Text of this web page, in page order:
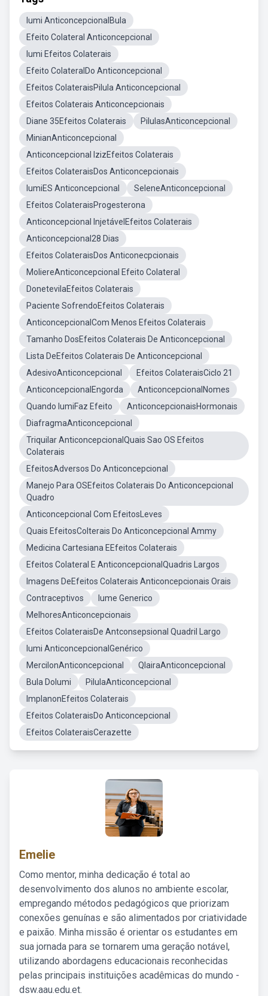
Iumi AnticoncepcionalBula
Efeito Colateral Anticoncepcional
Iumi Efeitos Colaterais
Efeito ColateralDo Anticoncepcional
Efeitos ColateraisPilula Anticoncepcional
Efeitos Colaterais Anticoncepcionais
Diane 35Efeitos Colaterais
PilulasAnticoncepcional
MinianAnticoncepcional
Anticoncepcional IzizEfeitos Colaterais
Efeitos ColateraisDos Anticoncepcionais
IumiES Anticoncepcional
SeleneAnticoncepcional
Efeitos ColateraisProgesterona
Anticoncepcional InjetávelEfeitos Colaterais
Anticoncepcional28 Dias
Efeitos ColateraisDos Anticonecpcionais
MoliereAnticoncepcional Efeito Colateral
DonetevilaEfeitos Colaterais
Paciente SofrendoEfeitos Colaterais
AnticoncepcionalCom Menos Efeitos Colaterais
Tamanho DosEfeitos Colaterais De Anticoncepcional
Lista DeEfeitos Colaterais De Anticoncepcional
AdesivoAnticoncepcional
Efeitos ColateraisCiclo 21
AnticoncepcionalEngorda
AnticoncepcionalNomes
Quando IumiFaz Efeito
AnticoncepcionaisHormonais
DiafragmaAnticoncepcional
Triquilar AnticoncepcionalQuais Sao OS Efeitos
Colaterais
EfeitosAdversos Do Anticoncepcional
Manejo Para OSEfeitos Colaterais Do Anticoncepcional
Quadro
Anticoncepcional Com EfeitosLeves
Quais EfeitosColterais Do Anticoncepcional Ammy
Medicina Cartesiana EEfeitos Colaterais
Efeitos Colateral E AnticoncepcionalQuadris Largos
Imagens DeEfeitos Colaterais Anticoncepcionais Orais
Contraceptivos
Iume Generico
MelhoresAnticoncepcionais
Efeitos ColateraisDe Antconsepsional Quadril Largo
Iumi AnticoncepcionalGenérico
MercilonAnticoncepcional
QlairaAnticoncepcional
Bula DoIumi
PilulaAnticoncepcional
ImplanonEfeitos Colaterais
Efeitos ColateraisDo Anticoncepcional
Efeitos ColateraisCerazette
Emelie
Como mentor, minha dedicação é total ao
desenvolvimento dos alunos no ambiente escolar,
empregando métodos pedagógicos que priorizam
conexões genuínas e são alimentados por criatividade
e paixão. Minha missão é orientar os estudantes em
sua jornada para se tornarem uma geração notável,
utilizando abordagens educacionais reconhecidas
pelas principais instituições acadêmicas do mundo -
dsw.aau.edu.et.